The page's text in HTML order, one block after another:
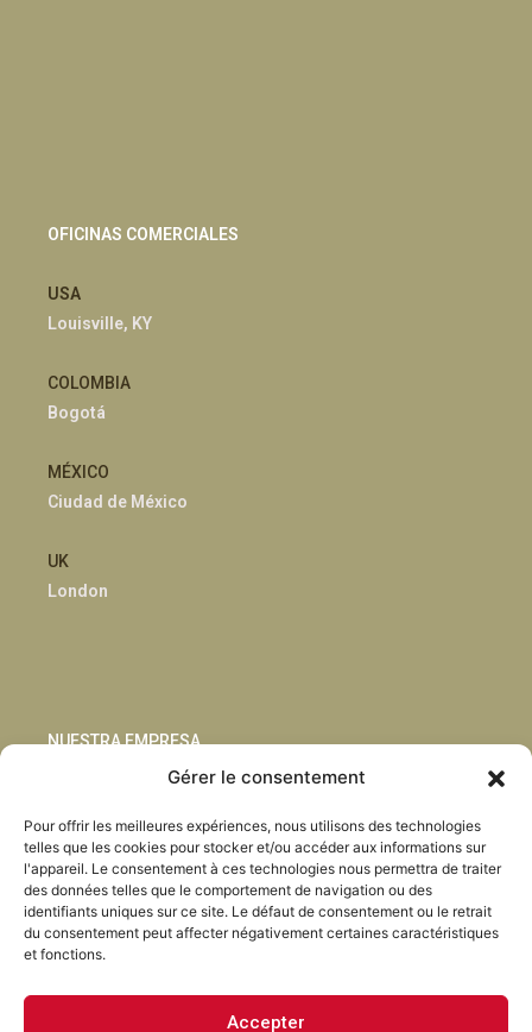
Gérer le consentement
Pour offrir les meilleures expériences, nous utilisons des technologies
telles que les cookies pour stocker et/ou accéder aux informations sur
l'appareil. Le consentement à ces technologies nous permettra de traiter
des données telles que le comportement de navigation ou des
identifiants uniques sur ce site. Le défaut de consentement ou le retrait
du consentement peut affecter négativement certaines caractéristiques
et fonctions.
Accepter
OFICINAS COMERCIALES
USA
Louisville, KY
COLOMBIA
Bogotá
MÉXICO
Ciudad de México
UK
London
NUESTRA EMPRESA
Innovación
Blog
Habla con nosotros